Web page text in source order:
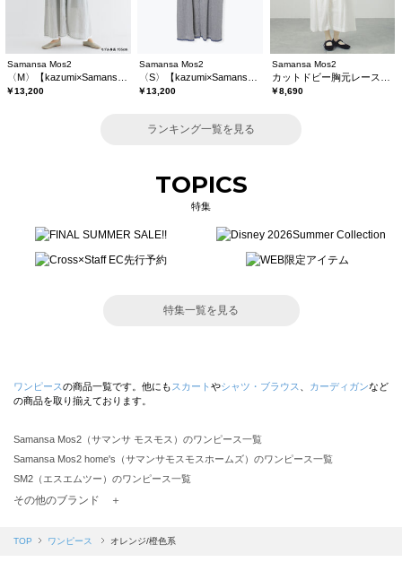
Samansa Mos2
￥13,200
Samansa Mos2
￥13,200
Samansa Mos2
￥8,690
ランキング一覧を見る
TOPICS
特集
特集一覧を見る
ワンピースの商品一覧です。他にも スカート やシャツ・ブラウス カーディガンなど
の商品を取り揃えております。
Samansa Mos2（サマンサ モスモス）のワンピース一覧
Samansa Mos2 home's（サマンサモスモスホームズ）のワンピース一覧
SM2（エスエムツー）のワンピース一覧
TSUHARU by Samansa Mos2（ツハルバイサマンサモスモス）のワンピース一覧
Samansa Mos2 blue（サマンサモスモス ブルー）のワンピース一覧
その他のブランド ＋
TOP ワンピース オレンジ/橙色系